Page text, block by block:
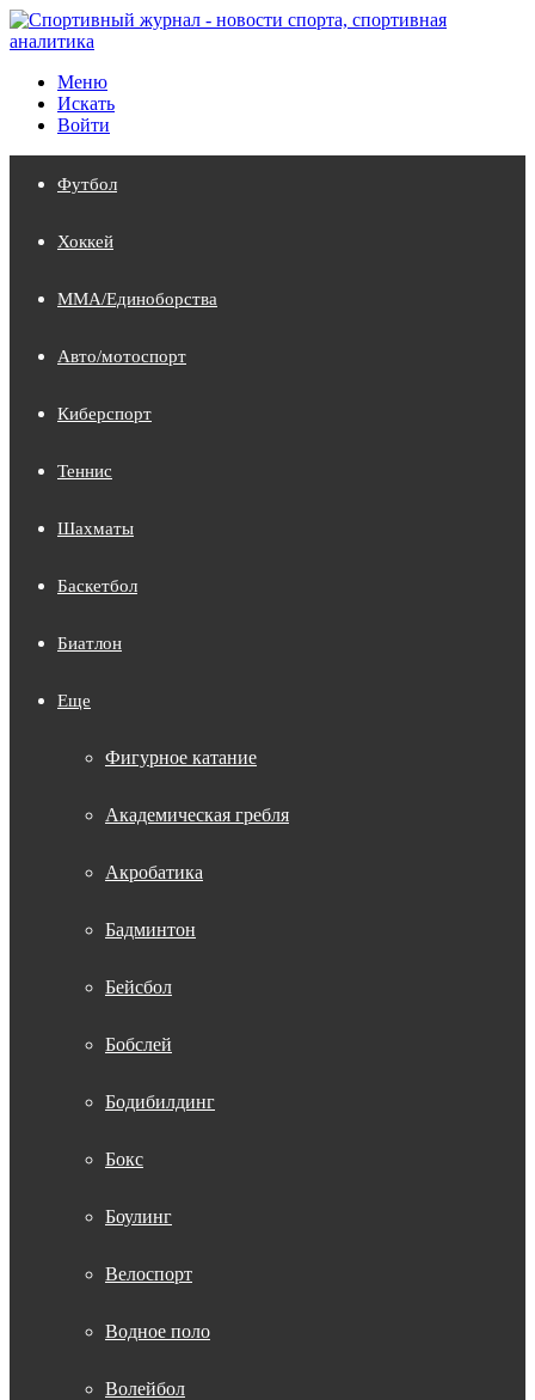
Меню
Искать
Войти
Футбол
Хоккей
MMA/Единоборства
Авто/мотоспорт
Киберспорт
Теннис
Шахматы
Баскетбол
Биатлон
Еще
Фигурное катание
Академическая гребля
Акробатика
Бадминтон
Бейсбол
Бобслей
Бодибилдинг
Бокс
Боулинг
Велоспорт
Водное поло
Волейбол